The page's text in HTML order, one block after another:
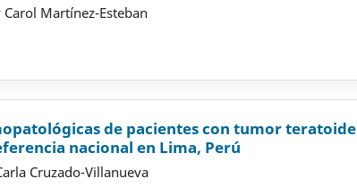
Martínez-Esteban
de pacientes con tumor teratoide
nacional en Lima, Perú
Cruzado-Villanueva